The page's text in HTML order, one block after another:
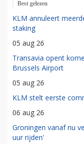
Best gelezen
KLM annuleert
staking
05 aug 26
Transavia opent
Brussels Airport
05 aug 26
KLM stelt eerste
06 aug 26
Groningen vanaf nu
uur rijden'